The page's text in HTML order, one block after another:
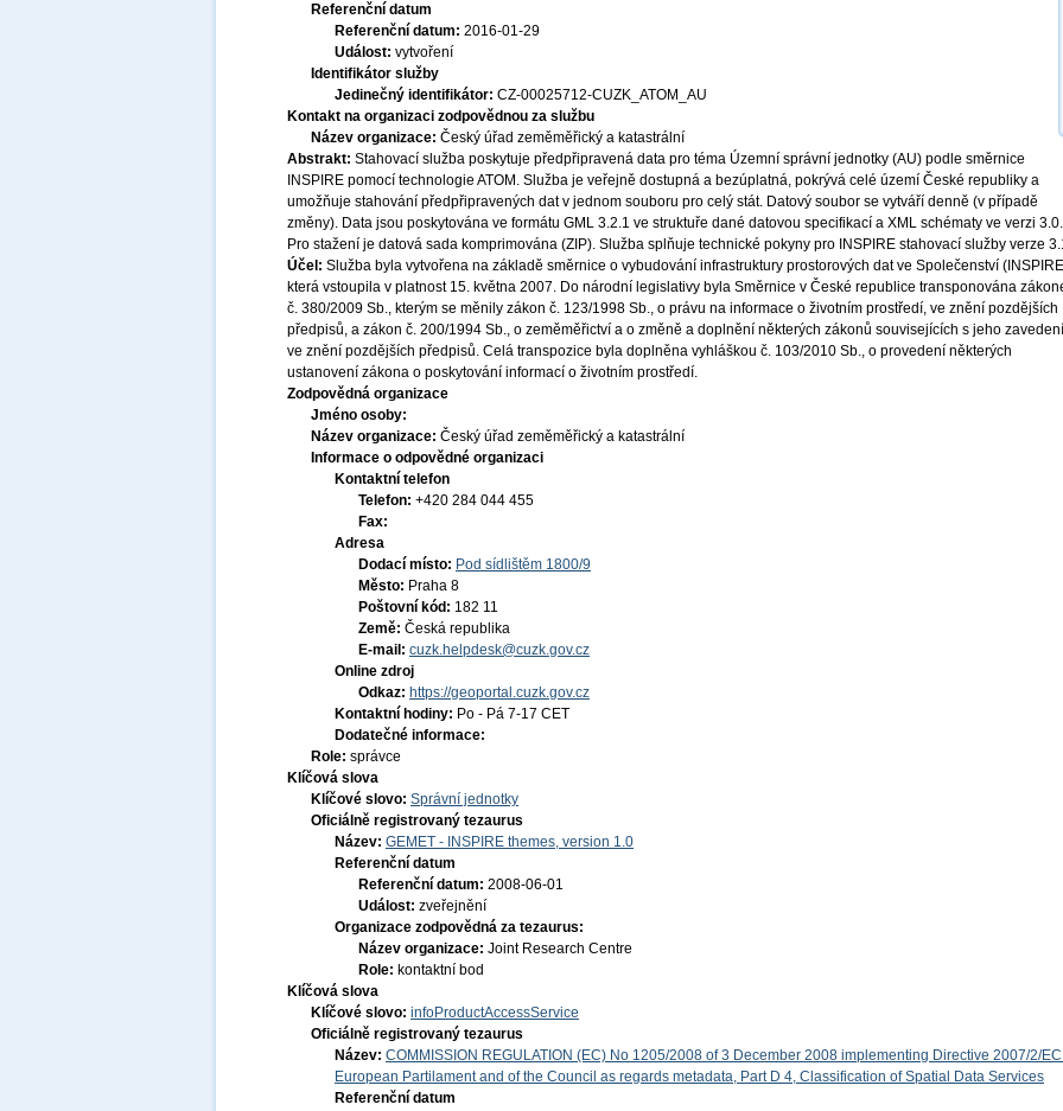
Referenční datum
Referenční datum: 2016-01-29
Událost: vytvoření
Identifikátor služby
Jedinečný identifikátor: CZ-00025712-CUZK_ATOM_AU
Kontakt na organizaci zodpovědnou za službu
Název organizace: Český úřad zeměměřický a katastrální
Abstrakt: Stahovací služba poskytuje předpřipravená data pro téma Územní správní jednotky (AU) podle směrnice
INSPIRE pomocí technologie ATOM. Služba je veřejně dostupná a bezúplatná, pokrývá celé území České republiky a
umožňuje stahování předpřipravených dat v jednom souboru pro celý stát. Datový soubor se vytváří denně (v případě
změny). Data jsou poskytována ve formátu GML 3.2.1 ve struktuře dané datovou specifikací a XML schématy ve verzi 3.0.
Pro stažení je datová sada komprimována (ZIP). Služba splňuje technické pokyny pro INSPIRE stahovací služby verze
Účel: Služba byla vytvořena na základě směrnice o vybudování infrastruktury prostorových dat ve Společenství
která vstoupila v platnost 15. května 2007. Do národní legislativy byla Směrnice v České republice transponována
č. 380/2009 Sb., kterým se měnily zákon č. 123/1998 Sb., o právu na informace o životním prostředí, ve znění pozdějších
předpisů, a zákon č. 200/1994 Sb., o zeměměřictví a o změně a doplnění některých zákonů souvisejících s jeho
ve znění pozdějších předpisů. Celá transpozice byla doplněna vyhláškou č. 103/2010 Sb., o provedení některých
ustanovení zákona o poskytování informací o životním prostředí.
Zodpovědná organizace
Jméno osoby:
Název organizace: Český úřad zeměměřický a katastrální
Informace o odpovědné organizaci
Kontaktní telefon
Telefon: +420 284 044 455
Fax:
Adresa
Dodací místo: Pod sídlištěm 1800/9
Město: Praha 8
Poštovní kód: 182 11
Země: Česká republika
E-mail: cuzk.helpdesk@cuzk.gov.cz
Online zdroj
Odkaz: https://geoportal.cuzk.gov.cz
Kontaktní hodiny: Po - Pá 7-17 CET
Dodatečné informace:
Role: správce
Klíčová slova
Klíčové slovo: Správní jednotky
Oficiálně registrovaný tezaurus
Název: GEMET - INSPIRE themes, version 1.0
Referenční datum
Referenční datum: 2008-06-01
Událost: zveřejnění
Organizace zodpovědná za tezaurus:
Název organizace: Joint Research Centre
Role: kontaktní bod
Klíčová slova
Klíčové slovo: infoProductAccessService
Oficiálně registrovaný tezaurus
Název: COMMISSION REGULATION (EC) No 1205/2008 of 3 December 2008 implementing Directive 2007/2/EC
European Partilament and of the Council as regards metadata, Part D 4, Classification of Spatial Data Services
Referenční datum